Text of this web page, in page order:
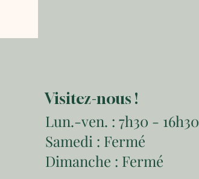
Visitez-nous !
Lun.-ven. : 7h30 - 16h30
Samedi : Fermé
Dimanche : Fermé